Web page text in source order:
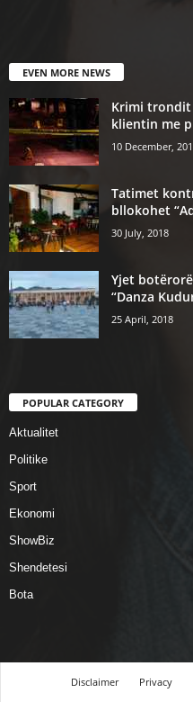
EVEN MORE NEWS
Krimi
klientin me
10 December,
Tatimet
bllokohet
30 July, 2018
Yjet
“Danza
25 April, 2018
POPULAR CATEGORY
Aktualitet
Politike
Sport
Ekonomi
ShowBiz
Shendetesi
Bota
Disclaimer Privacy